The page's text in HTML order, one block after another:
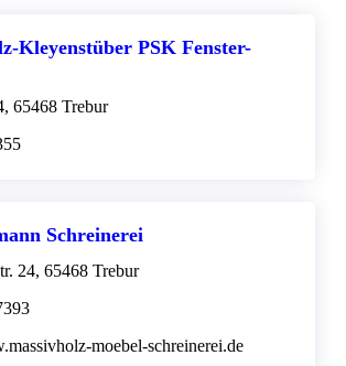
Kleyenstüber PSK Fenster-
65468 Trebur
Schreinerei
24, 65468 Trebur
moebel-schreinerei.de